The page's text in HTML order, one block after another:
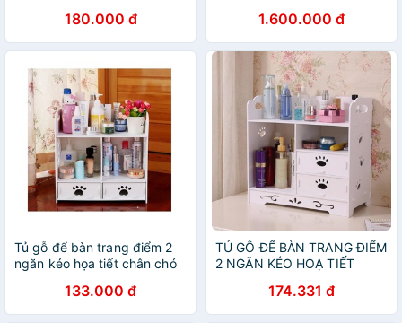
180.000 đ 1.600.000 đ
Tủ gỗ để bàn trang điểm 2
ngăn kéo họa tiết chân chó
133.000 đ
TỦ GỖ ĐỂ BÀN TRANG ĐIỂM
2 NGĂN KÉO HOẠ TIẾT
174.331 đ